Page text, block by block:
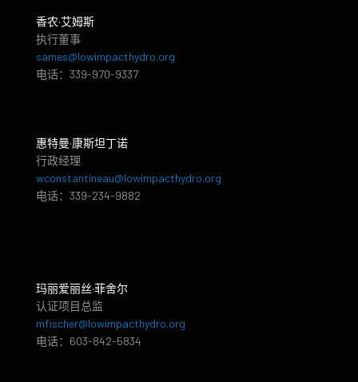
香农·艾姆斯
执行董事
sames@lowimpacthydro.org
电话：339-970-9337
惠特曼·康斯坦丁诺
行政经理
wconstantineau@lowimpacthydro.org
电话：339-234-9882
玛丽爱丽丝·菲舍尔
认证项目总监
mfischer@lowimpacthydro.org
电话：603-842-5834